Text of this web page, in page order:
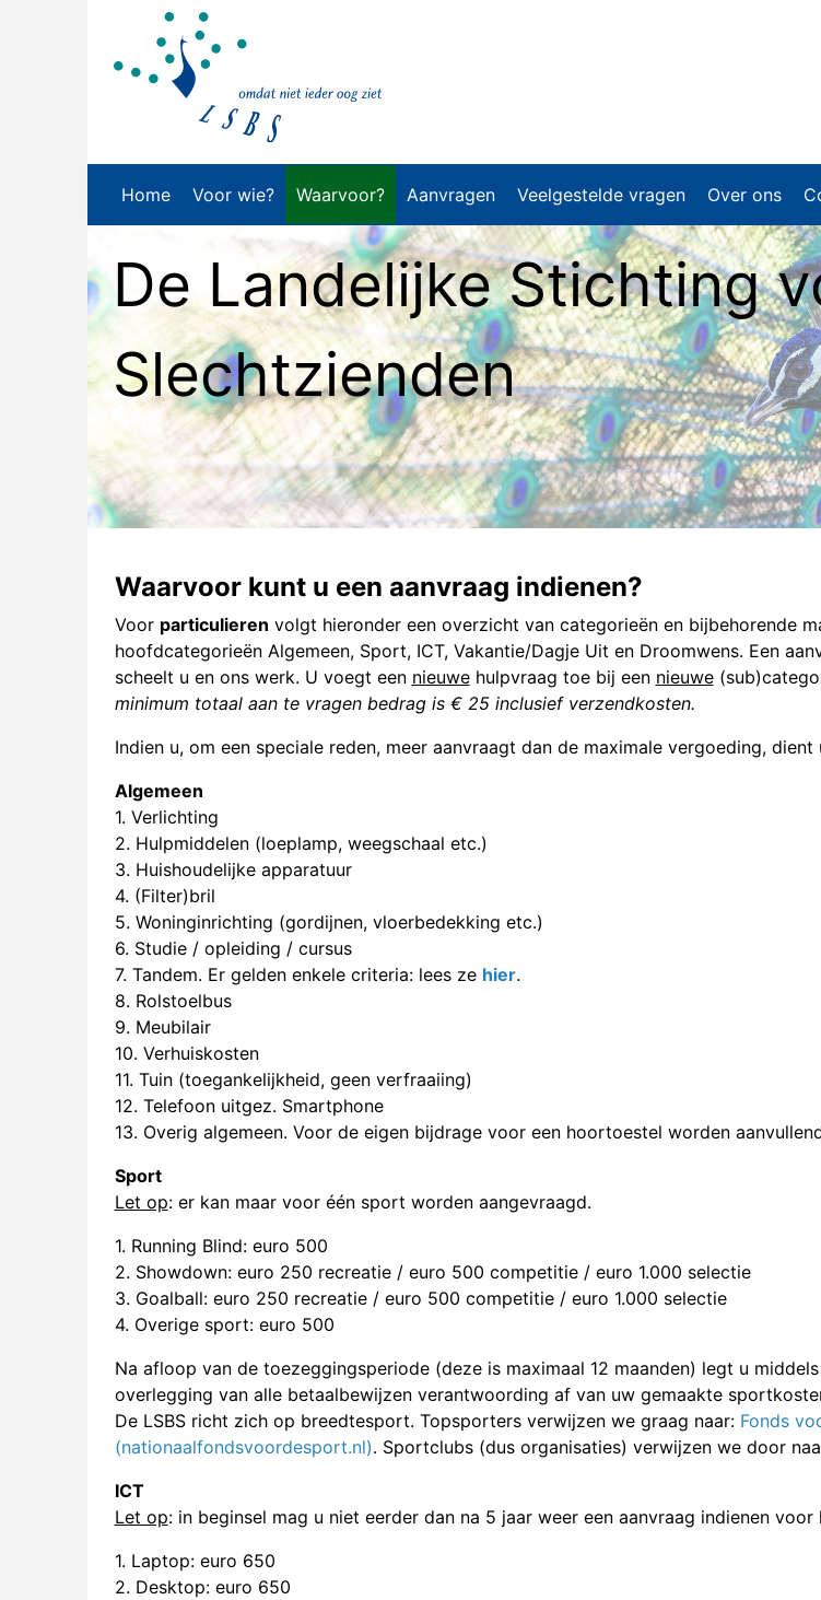
Home Voor wie? Waarvoor? Aanvragen Veelgestelde vragen Over ons
De Landelijke Stichting
Slechtzienden
Waarvoor kunt u een aanvraag indienen?
Voor particulieren volgt hieronder een overzicht van categorieën en bijbehorende
hoofdcategorieën Algemeen, Sport, ICT, Vakantie/Dagje Uit en Droomwens. Een
scheelt u en ons werk. U voegt een nieuwehulpvraag toe bij een nieuwe
minimum totaal aan te vragen bedrag is € 25 inclusief verzendkosten.
Indien u, om een speciale reden, meer aanvraagt dan de maximale vergoeding,
Algemeen
1. Verlichting
2. Hulpmiddelen (loeplamp, weegschaal etc.)
3. Huishoudelijke apparatuur
4. (Filter)bril
5. Woninginrichting (gordijnen, vloerbedekking etc.)
6. Studie / opleiding / cursus
7. Tandem. Er gelden enkele criteria: lees ze hier.
8. Rolstoelbus
9. Meubilair
10. Verhuiskosten
11. Tuin (toegankelijkheid, geen verfraaiing)
12. Telefoon uitgez. Smartphone
13. Overig algemeen. Voor de eigen bijdrage voor een hoortoestel worden
Sport
Let op: er kan maar voor één sport worden aangevraagd.
1. Running Blind: euro 500
2. Showdown: euro 250 recreatie / euro 500 competitie / euro 1.000 selectie
3. Goalball: euro 250 recreatie / euro 500 competitie / euro 1.000 selectie
4. Overige sport: euro 500
Na afloop van de toezeggingsperiode (deze is maximaal 12 maanden) legt u
overlegging van alle betaalbewijzen verantwoording af van uw gemaakte
De LSBS richt zich op breedtesport. Topsporters verwijzen we graag naar: Fonds
(nationaalfondsvoordesport.nl). Sportclubs (dus organisaties) verwijzen we door
ICT
Let op: in beginsel mag u niet eerder dan na 5 jaar weer een aanvraag indienen
1. Laptop: euro 650
2. Desktop: euro 650